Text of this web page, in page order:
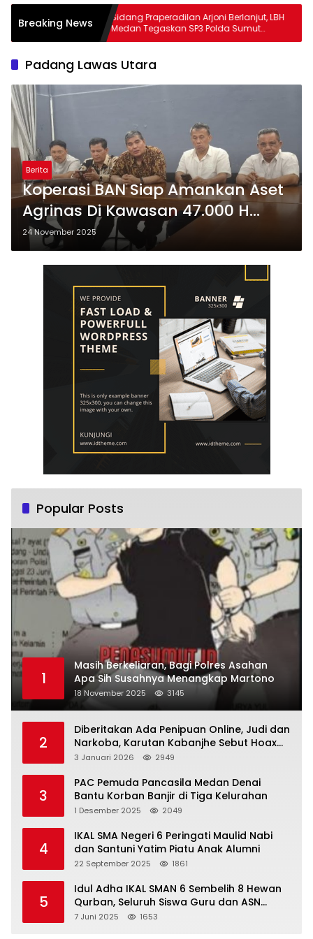
Breaking News
Polisi
Sidang Praperadilan Arjoni Berlanjut, LBH
Medan Tegaskan SP3 Polda Sumut
Cacat Hukum
Padang Lawas Utara
Berita
Koperasi BAN Siap Amankan Aset
Agrinas Di Kawasan 47.000 H
Kabupaten Padang Lawas dan
Padang Lawas Utara
24 November 2025
Popular Posts
1
Masih Berkeliaran, Bagi Polres Asahan
Apa Sih Susahnya Menangkap Martono
18 November 2025 3145
2
Diberitakan Ada Penipuan Online, Judi dan
Narkoba, Karutan Kabanjhe Sebut Hoax
dan Berita Tak Beryanggungjawab
3 Januari 2026 2949
3
PAC Pemuda Pancasila Medan Denai
Bantu Korban Banjir di Tiga Kelurahan
1 Desember 2025 2049
4
IKAL SMA Negeri 6 Peringati Maulid Nabi
dan Santuni Yatim Piatu Anak Alumni
22 September 2025 1861
5
Idul Adha IKAL SMAN 6 Sembelih 8 Hewan
Qurban, Seluruh Siswa Guru dan ASN
Dapat Daging
7 Juni 2025 1653